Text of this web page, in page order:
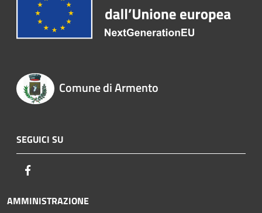
Comune di Armento
SEGUICI SU
AMMINISTRAZIONE